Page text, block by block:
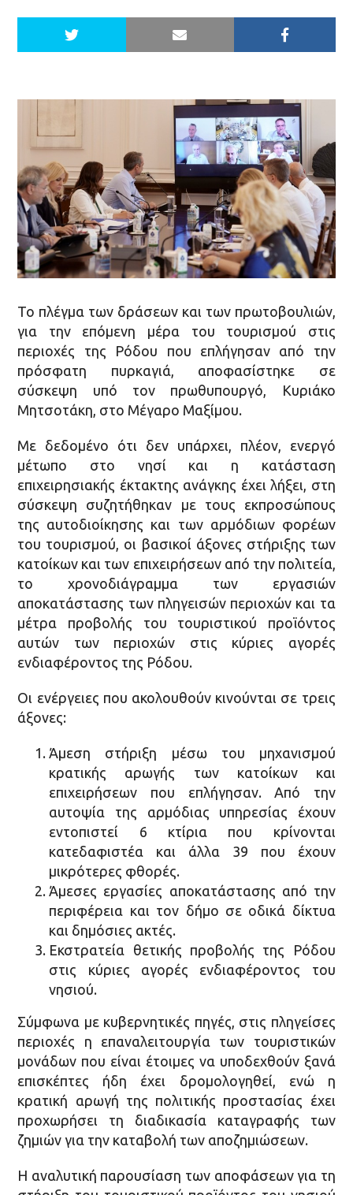
Το πλέγμα των δράσεων και των πρωτοβουλιών,
για την επόμενη μέρα του τουρισμού στις
περιοχές της Ρόδου που επλήγησαν από την
πρόσφατη πυρκαγιά, αποφασίστηκε σε
σύσκεψη υπό τον πρωθυπουργό, Κυριάκο
Μητσοτάκη, στο Μέγαρο Μαξίμου.
Με δεδομένο ότι δεν υπάρχει, πλέον, ενεργό
μέτωπο στο νησί και η κατάσταση
επιχειρησιακής έκτακτης ανάγκης έχει λήξει, στη
σύσκεψη συζητήθηκαν με τους εκπροσώπους
της αυτοδιοίκησης και των αρμόδιων φορέων
του τουρισμού, οι βασικοί άξονες στήριξης των
κατοίκων και των επιχειρήσεων από την πολιτεία,
το χρονοδιάγραμμα των εργασιών
αποκατάστασης των πληγεισών περιοχών και τα
μέτρα προβολής του τουριστικού προϊόντος
αυτών των περιοχών στις κύριες αγορές
ενδιαφέροντος της Ρόδου.
Οι ενέργειες που ακολουθούν κινούνται σε τρεις
άξονες:
Άμεση στήριξη μέσω του μηχανισμού
κρατικής αρωγής των κατοίκων και
επιχειρήσεων που επλήγησαν. Από την
αυτοψία της αρμόδιας υπηρεσίας έχουν
εντοπιστεί 6 κτίρια που κρίνονται
κατεδαφιστέα και άλλα 39 που έχουν
μικρότερες φθορές.
Άμεσες εργασίες αποκατάστασης από την
περιφέρεια και τον δήμο σε οδικά δίκτυα
και δημόσιες ακτές.
Εκστρατεία θετικής προβολής της Ρόδου
στις κύριες αγορές ενδιαφέροντος του
νησιού.
Σύμφωνα με κυβερνητικές πηγές, στις πληγείσες
περιοχές η επαναλειτουργία των τουριστικών
μονάδων που είναι έτοιμες να υποδεχθούν ξανά
επισκέπτες ήδη έχει δρομολογηθεί, ενώ η
κρατική αρωγή της πολιτικής προστασίας έχει
προχωρήσει τη διαδικασία καταγραφής των
ζημιών για την καταβολή των αποζημιώσεων.
Η αναλυτική παρουσίαση των αποφάσεων για τη